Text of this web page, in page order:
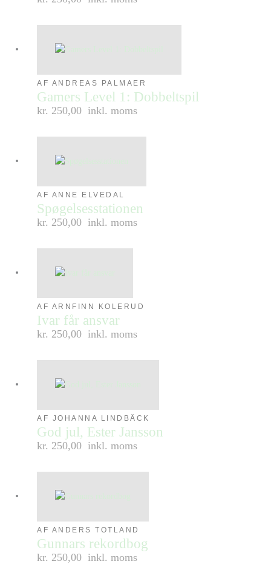
AF ANDREAS PALMAER
Gamers Level 1: Dobbeltspil
kr. 250,00 inkl. moms
AF ANNE ELVEDAL
Spøgelsesstationen
kr. 250,00 inkl. moms
AF ARNFINN KOLERUD
Ivar får ansvar
kr. 250,00 inkl. moms
AF JOHANNA LINDBÄCK
God jul, Ester Jansson
kr. 250,00 inkl. moms
AF ANDERS TOTLAND
Gunnars rekordbog
kr. 250,00 inkl. moms